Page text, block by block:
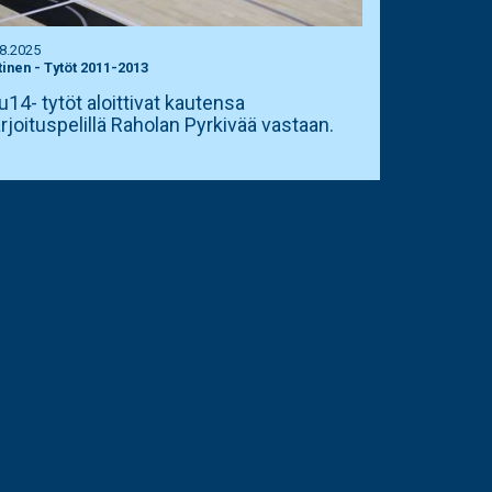
- Tytöt 2011-2013
tytöt aloittivat kautensa
Raholan Pyrkivää vastaan.